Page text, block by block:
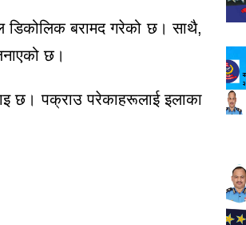
डिकोलिक बरामद गरेको छ। साथै,
छ।
छ। पक्राउ परेकाहरूलाई इलाका